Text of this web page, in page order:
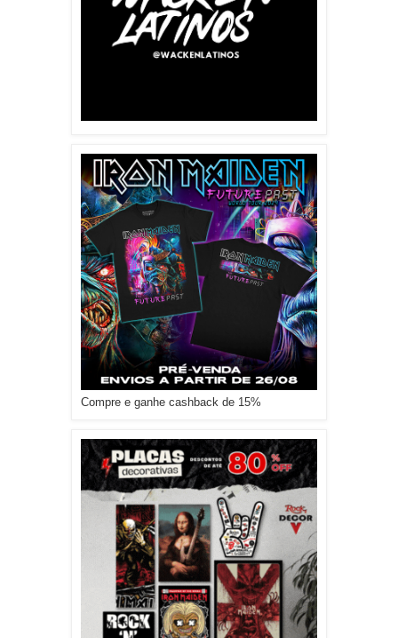
Compre e ganhe cashback de 15%